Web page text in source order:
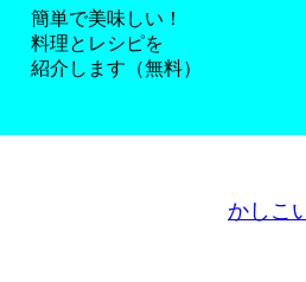
簡単で美味しい！
料理とレシピを
紹介します（無料）
かしこ